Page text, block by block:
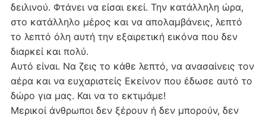
δειλινού. Φτάνει να είσαι εκεί. Την κατάλληλη ώρα,
στο κατάλληλο μέρος και να απολαμβάνεις, λεπτό
το λεπτό όλη αυτή την εξαιρετική εικόνα που δεν
διαρκεί και πολύ.
Αυτό είναι. Να ζεις το κάθε λεπτό, να ανασαίνεις τον
αέρα και να ευχαριστείς Εκείνον που έδωσε αυτό το
δώρο για μας. Και να το εκτιμάμε!
Μερικοί άνθρωποι δεν ξέρουν ή δεν μπορούν, δεν